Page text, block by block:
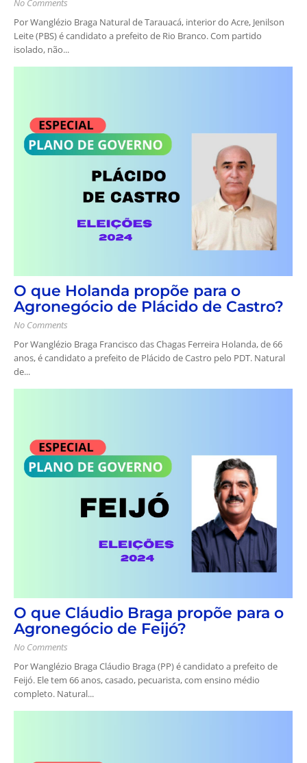
Por Wanglézio Braga Natural de Tarauacá, interior do Acre, Jenilson
Leite (PBS) é candidato a prefeito de Rio Branco. Com partido
isolado, não...
O que Holanda propõe para o
Agronegócio de Plácido de Castro?
No Comments
Por Wanglézio Braga Francisco das Chagas Ferreira Holanda, de 66
anos, é candidato a prefeito de Plácido de Castro pelo PDT. Natural
de...
O que Cláudio Braga propõe para o
Agronegócio de Feijó?
No Comments
Por Wanglézio Braga Cláudio Braga (PP) é candidato a prefeito de
Feijó. Ele tem 66 anos, casado, pecuarista, com ensino médio
completo. Natural...